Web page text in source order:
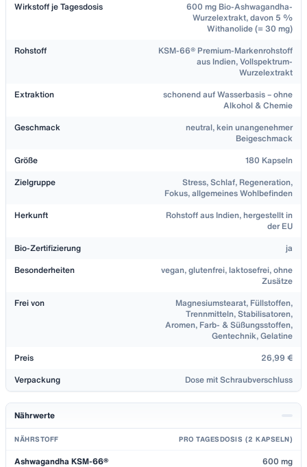
Wirkstoff je Tagesdosis
600 mg Bio-Ashwagandha-
Wurzelextrakt, davon 5 %
Withanolide (= 30 mg)
Rohstoff
KSM-66® Premium-Markenrohstoff
aus Indien, Vollspektrum-
Wurzelextrakt
Extraktion
schonend auf Wasserbasis – ohne
Alkohol & Chemie
Geschmack
neutral, kein unangenehmer
Beigeschmack
Größe 180 Kapseln
Zielgruppe
Stress, Schlaf, Regeneration,
Fokus, allgemeines Wohlbefinden
Herkunft
Rohstoff aus Indien, hergestellt in
der EU
Bio-Zertifizierung ja
Besonderheiten
vegan, glutenfrei, laktosefrei, ohne
Zusätze
Frei von
Magnesiumstearat, Füllstoffen,
Trennmitteln, Stabilisatoren,
Aromen, Farb- & Süßungsstoffen,
Gentechnik, Gelatine
Preis 26,99 €
Verpackung Dose mit Schraubverschluss
Nährwerte
NÄHRSTOFF PRO TAGESDOSIS (2 KAPSELN)
Ashwagandha KSM-66® 600 mg